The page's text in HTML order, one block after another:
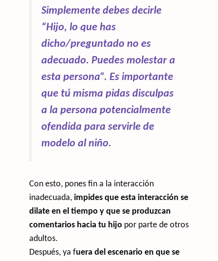
Simplemente debes decirle
“Hijo, lo que has
dicho/preguntado no es
adecuado. Puedes molestar a
esta persona”. Es importante
que tú misma pidas disculpas
a la persona potencialmente
ofendida para servirle de
modelo al niño.
Con esto, pones fin a la interacción
inadecuada, impides que esta interacción se
dilate en el tiempo y que se produzcan
comentarios hacia tu hijo por parte de otros
adultos.
Después, ya fuera del escenario en que se